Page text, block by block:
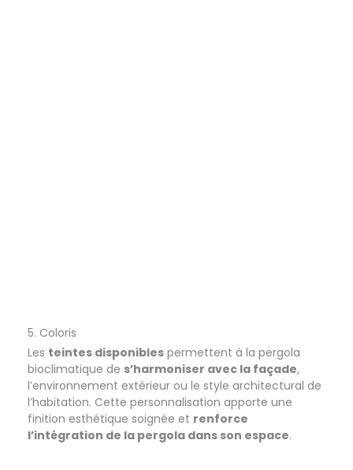
5. Coloris
Les teintes disponibles permettent à la pergola
bioclimatique de s’harmoniser avec la façade,
l’environnement extérieur ou le style architectural de
l’habitation. Cette personnalisation apporte une
finition esthétique soignée et renforce
l’intégration de la pergola dans son espace.
Appelez-nous
Devis gratuit